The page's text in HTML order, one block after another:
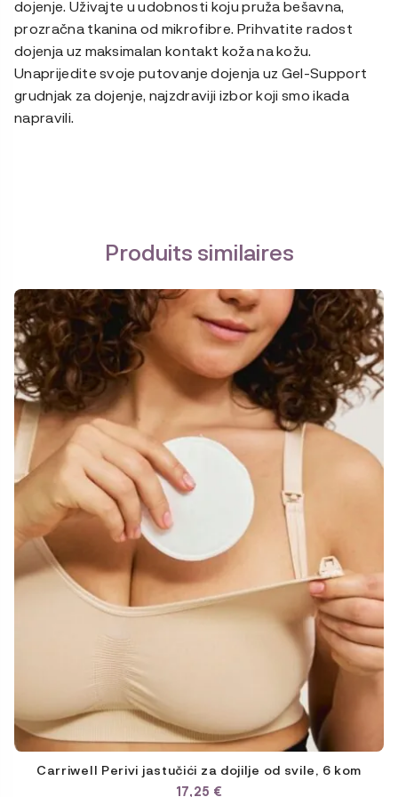
dojenje. Uživajte u udobnosti koju pruža bešavna,
prozračna tkanina od mikrofibre. Prihvatite radost
dojenja uz maksimalan kontakt koža na kožu.
Unaprijedite svoje putovanje dojenja uz Gel-Support
grudnjak za dojenje, najzdraviji izbor koji smo ikada
napravili.
Produits similaires
Carriwell Perivi jastučići za dojilje od svile, 6 kom
17,25 €